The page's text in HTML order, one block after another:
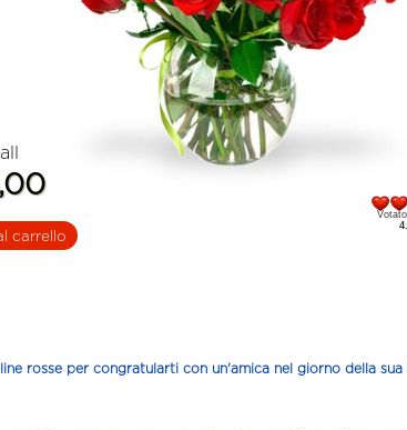
carrello
rosse per congratularti con un'amica nel giorno della sua